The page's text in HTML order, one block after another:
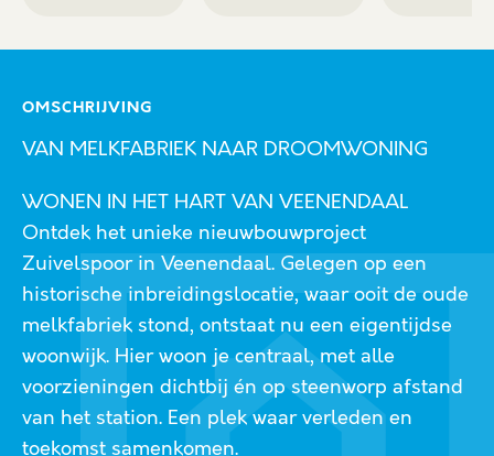
OMSCHRIJVING
VAN MELKFABRIEK NAAR DROOMWONING
WONEN IN HET HART VAN VEENENDAAL
Ontdek het unieke nieuwbouwproject
Zuivelspoor in Veenendaal. Gelegen op een
historische inbreidingslocatie, waar ooit de oude
melkfabriek stond, ontstaat nu een eigentijdse
woonwijk. Hier woon je centraal, met alle
voorzieningen dichtbij én op steenworp afstand
van het station. Een plek waar verleden en
toekomst samenkomen.